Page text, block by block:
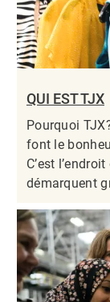
QUI EST TJX
Pourquoi
font le
C’est
démarquent